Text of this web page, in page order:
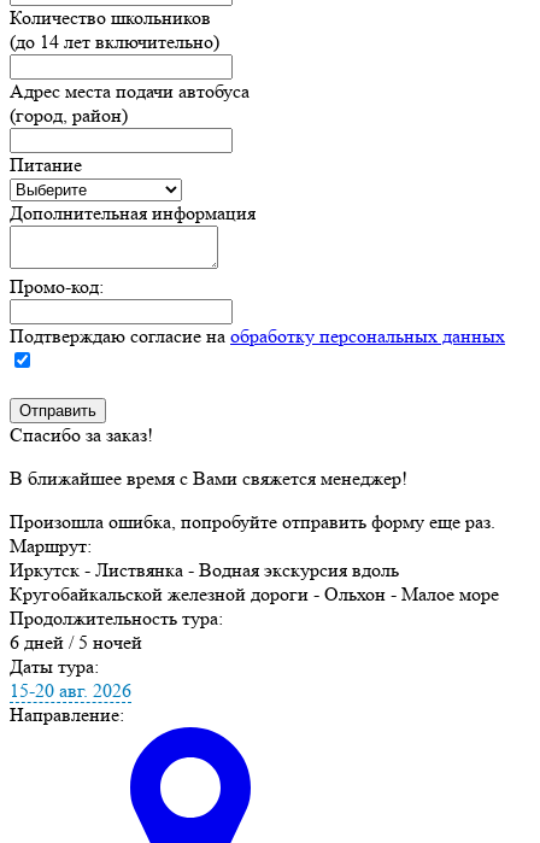
Количество школьников
(до 14 лет включительно)
Адрес места подачи автобуса
(город, район)
Питание
Дополнительная информация
Промо-код:
Подтверждаю согласие на обработку персональных данных
Спасибо за заказ!
В ближайшее время с Вами свяжется менеджер!
Произошла ошибка, попробуйте отправить форму еще раз.
Маршрут:
Иркутск - Листвянка - Водная экскурсия вдоль
Кругобайкальской железной дороги - Ольхон - Малое море
Продолжительность тура:
6 дней / 5 ночей
Даты тура:
15-20 авг. 2026
Направление: